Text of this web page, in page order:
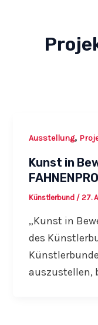
Ausstellung,
Kunst in
Künstlerbund / 27.
„Kunst in
des
auszustellen,